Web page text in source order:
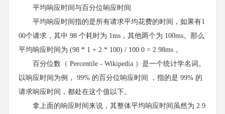
平均响应时间与百分位响应时间
平均响应时间指的是所有请求平均花费的时间，如果有1
00个请求，其中 98 个耗时为 1ms，其他两个为 100ms。那么
平均响应时间为 (98 * 1 + 2 * 100) / 100.0 = 2.98ms 。
百分位数（ Percentile - Wikipedia ）是一个统计学名词。
以响应时间为例， 99% 的百分位响应时间 ，指的是 99% 的
请求响应时间，都处在这个值以下。
拿上面的响应时间来说，其整体平均响应时间虽然为 2.9